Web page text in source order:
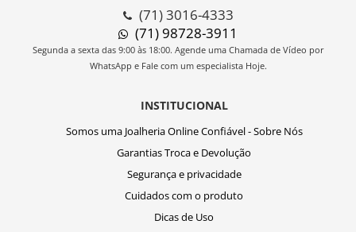
INSTITUCIONAL
Somos uma Joalheria Online Confiável - Sobre Nós
Garantias Troca e Devolução
Segurança e privacidade
Cuidados com o produto
Dicas de Uso
(71) 3016-4333
(71) 98728-3911
Segunda a sexta das 9:00 às 18:00. Agende uma Chamada de Vídeo por
WhatsApp e Fale com um especialista Hoje.